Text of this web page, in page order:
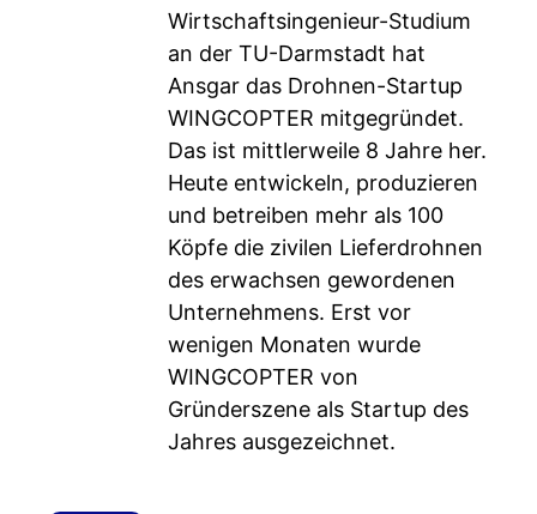
Wirtschaftsingenieur-Studium
an der TU-Darmstadt hat
Ansgar das Drohnen-Startup
WINGCOPTER mitgegründet.
Das ist mittlerweile 8 Jahre her.
Heute entwickeln, produzieren
und betreiben mehr als 100
Köpfe die zivilen Lieferdrohnen
des erwachsen gewordenen
Unternehmens. Erst vor
wenigen Monaten wurde
WINGCOPTER von
Gründerszene als Startup des
Jahres ausgezeichnet.